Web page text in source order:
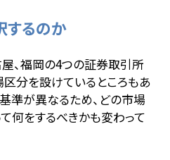
するのか
、福岡の4つの証券取引所
分を設けているところもあ
準が異なるため、どの市場
何をするべきかも変わって